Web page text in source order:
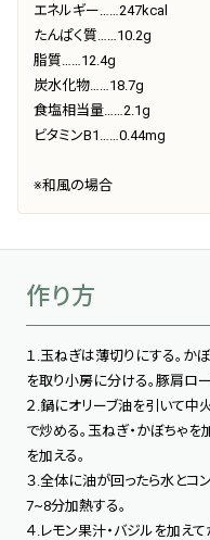
エネルギー……247kcal
たんぱく質……10.2g
脂質……12.4g
炭水化物……18.7g
食塩相当量……2.1g
ビタミンB1……0.44mg
※和風の場合
作り方
１.玉ねぎは薄切りにする。か
を取り小房に分ける。豚肩ロ
２.鍋にオリーブ油を引いて中
で炒める。玉ねぎ・かぼちゃ
を加える。
３.全体に油が回ったら水とコ
7~8分加熱する。
４.レモン果汁・バジルを加え